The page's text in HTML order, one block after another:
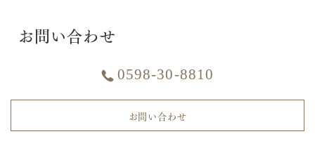
お問い合わせ
0598-30-8810
お問い合わせ